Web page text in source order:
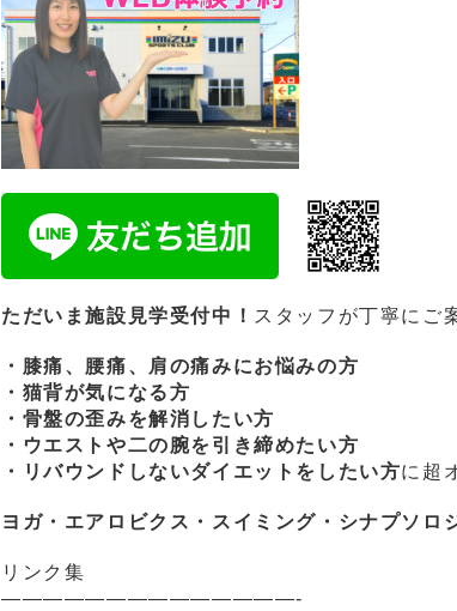
ただいま施設見学受付中！ スタッフが丁寧にご
・膝痛、腰痛、肩の痛みにお悩みの方
・猫背が気になる方
・骨盤の歪みを解消したい方
・ウエストや二の腕を引き締めたい方
・リバウンドしないダイエットをしたい方に超
ヨガ・エアロビクス・スイミング・シナプソロ
リンク集
——————————————-